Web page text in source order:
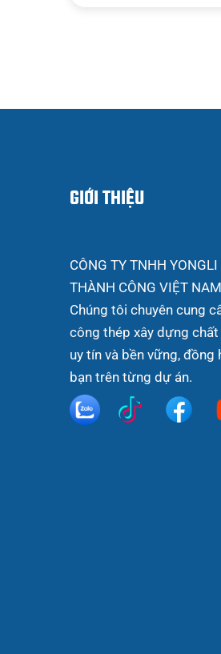
GIỚI THIỆU
CÔNG TY TNHH YONGLI
THÀNH CÔNG VIỆT NAM
Chúng tôi chuyên cung
công thép xây dựng
uy tín và bền vững, đồng
bạn trên từng dự án.